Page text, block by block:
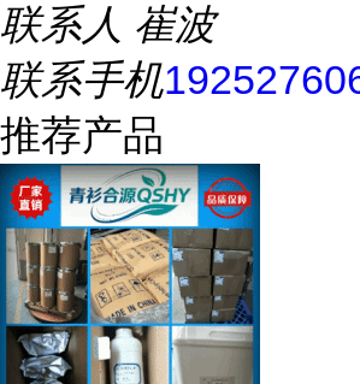
联系人 崔波
联系手机
推荐产品